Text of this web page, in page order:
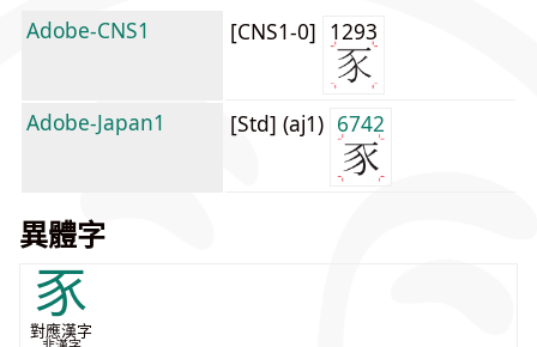
Adobe-CNS1 [CNS1-0] 1293
Adobe-Japan1 [Std] (aj1) 6742
異體字
豕
對應漢字